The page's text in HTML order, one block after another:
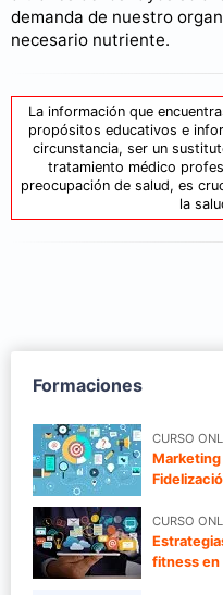
demanda de nuestro
necesario nutriente.
La información que
propósitos educativos e
circunstancia, ser un
tratamiento médico
preocupación de salud, es
la
Formaciones
CURSO
Marketing
CURSO
fitness en